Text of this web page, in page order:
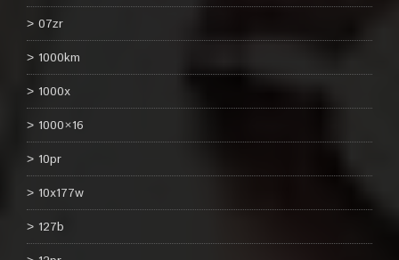
07zr
1000km
1000x
1000×16
10pr
10x177w
127b